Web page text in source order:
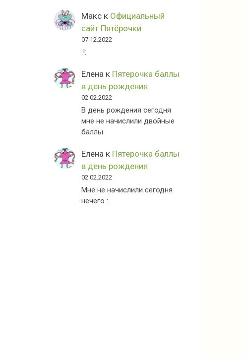
Макс к Официальный
сайт Пятёрочки
07.12.2022
:!:
Елена к Пятерочка баллы
в день рождения
02.02.2022
В день рождения сегодня
мне не начислили двойные
баллы.
Елена к Пятерочка баллы
в день рождения
02.02.2022
Мне не начислили сегодня
нечего :